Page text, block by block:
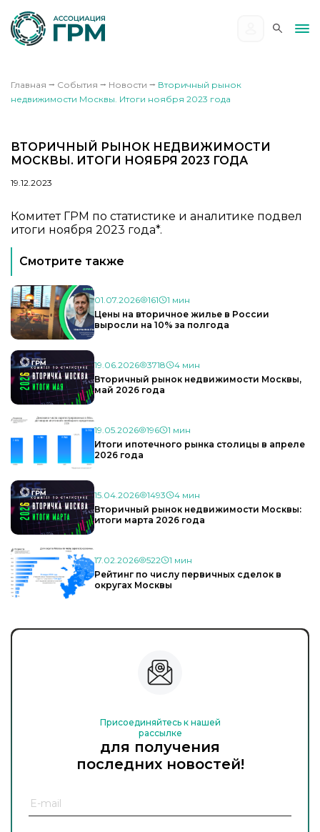
Главная ⭢ События ⭢ Новости ⭢ Вторичный рынок
недвижимости Москвы. Итоги ноября 2023 года
ВТОРИЧНЫЙ РЫНОК НЕДВИЖИМОСТИ
МОСКВЫ. ИТОГИ НОЯБРЯ 2023 ГОДА
19.12.2023
Комитет ГРМ по статистике и аналитике подвел
итоги ноября 2023 года*.
Смотрите также
01.07.2026 161
1 мин
Цены на вторичное жилье в России
выросли на 10% за полгода
19.06.2026 3718
4 мин
Вторичный рынок недвижимости Москвы,
май 2026 года
19.05.2026 196
1 мин
Итоги ипотечного рынка столицы в апреле
2026 года
15.04.2026 1493
4 мин
Вторичный рынок недвижимости Москвы:
итоги марта 2026 года
17.02.2026 522
1 мин
Рейтинг по числу первичных сделок в
округах Москвы
Присоединяйтесь к нашей
рассылке
для получения
последних новостей!